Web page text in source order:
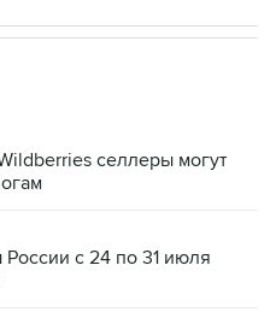
селлеры могут
с 24 по 31 июля